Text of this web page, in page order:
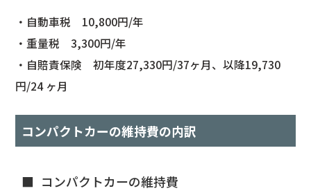
・自動車税 10,800円/年
・重量税 3,300円/年
・自賠責保険 初年度27,330円/37ヶ月、以降19,730
円/24 ヶ月
コンパクトカーの維持費の内訳
コンパクトカーの維持費